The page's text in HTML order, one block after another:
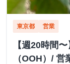
東京都 営業
【週20時間
（OOH）/